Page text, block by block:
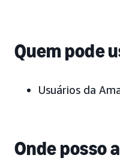
Quem pode
Usuários da
Onde posso